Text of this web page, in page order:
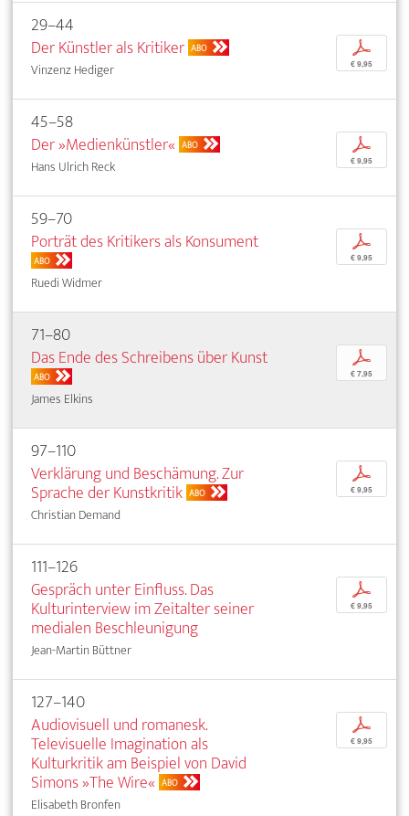
29–44
Der Künstler als Kritiker ABO
Vinzenz Hediger
p
€ 9,95
45–58
Der »Medienkünstler« ABO
Hans Ulrich Reck
p
€ 9,95
59–70
Porträt des Kritikers als Konsument
ABO
Ruedi Widmer
p
€ 9,95
71–80
Das Ende des Schreibens über Kunst
ABO
James Elkins
p
€ 7,95
97–110
Verklärung und Beschämung. Zur
Sprache der Kunstkritik ABO
Christian Demand
p
€ 9,95
111–126
Gespräch unter Einfluss. Das
Kulturinterview im Zeitalter seiner
medialen Beschleunigung
Jean-Martin Büttner
p
€ 9,95
127–140
Audiovisuell und romanesk.
Televisuelle Imagination als
Kulturkritik am Beispiel von David
Simons »The Wire« ABO
Elisabeth Bronfen
p
€ 9,95